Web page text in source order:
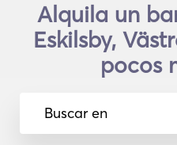
Alquila un
Eskilsby,
pocos
Buscar en